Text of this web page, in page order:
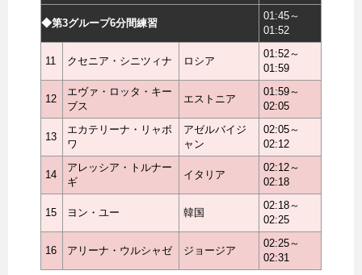
◆第3グループ6分間練習
01:45～
01:52
11 クセニア・シニツィナ ロシア
01:52～
01:59
12
エヴァ・ロッタ・キー
ブス
エストニア
01:59～
02:05
13
エカテリーナ・リャボ
ワ
アゼルバイジ
ャン
02:05～
02:12
14
アレッシア・トルナー
ギ
イタリア
02:12～
02:18
15 ヨン・ユー 韓国
02:18～
02:25
16 アリーナ・ウルシャゼ ジョージア
02:25～
02:31